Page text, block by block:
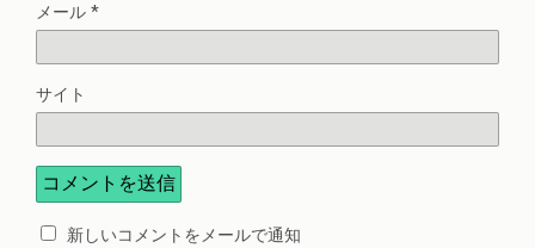
メール *
サイト
新しいコメントをメールで通知